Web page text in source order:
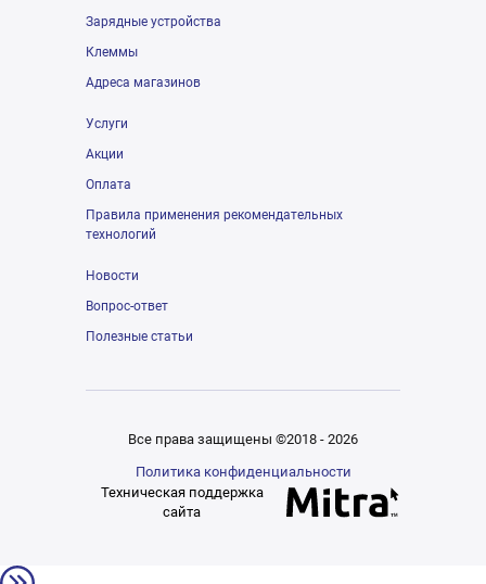
Зарядные устройства
Клеммы
Адреса магазинов
Услуги
Акции
Оплата
Правила применения рекомендательных
технологий
Новости
Вопрос-ответ
Полезные статьи
Все права защищены ©2018 - 2026
Политика конфиденциальности
Техническая поддержка
сайта